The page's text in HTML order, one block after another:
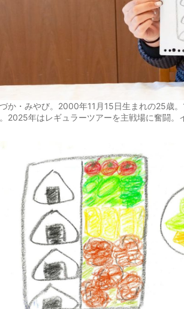
か・みやび。2000年11月15日生まれの25歳
2025年はレギュラーツアーを主戦場に奮闘。